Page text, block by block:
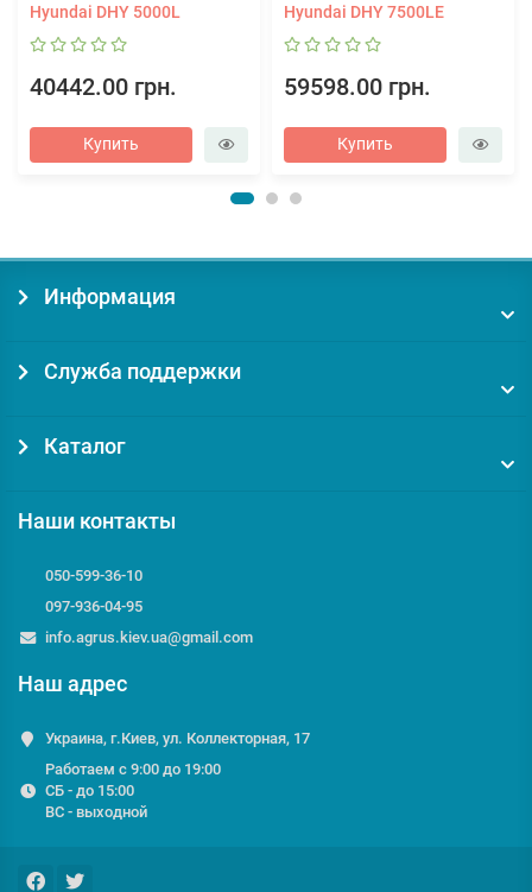
Hyundai DHY 5000L
40442.00 грн.
Купить
Hyundai DHY 7500LE
59598.00 грн.
Купить
Информация
Служба поддержки
Каталог
Наши контакты
050-599-36-10
097-936-04-95
info.agrus.kiev.ua@gmail.com
Наш адрес
Украина, г.Киев, ул. Коллекторная, 17
Работаем с 9:00 до 19:00
СБ - до 15:00
ВС - выходной